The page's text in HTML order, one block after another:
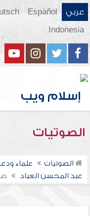
عربي Español
Indonesia
الصوتيات
الصوتيات علماء
عبد المحسن العباد